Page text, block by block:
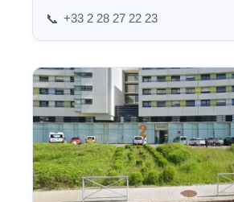
📞 +33 2 28 27 22 23